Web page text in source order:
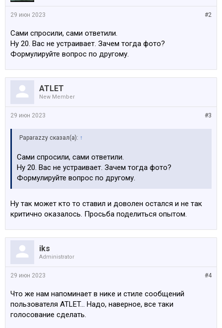
#2
29 июн 2023
Сами спросили, сами ответили.
Ну 20. Вас не устраивает. Зачем тогда фото?
Формулируйте вопрос по другому.
ATLET
New Member
#3
29 июн 2023
Paparazzy сказал(а): ↑
Сами спросили, сами ответили.
Ну 20. Вас не устраивает. Зачем тогда фото?
Формулируйте вопрос по другому.
Ну так может кто то ставил и доволен остался и не так
критично оказалось. Просьба поделиться опытом.
iks
Administrator
#4
29 июн 2023
Что же нам напоминает в нике и стиле сообщений
пользователя ATLET... Надо, наверное, все таки
голосование сделать.